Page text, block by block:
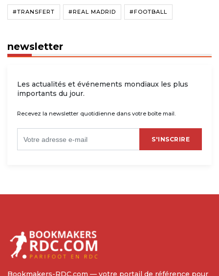
#TRANSFERT #REAL MADRID #FOOTBALL
newsletter
Les actualités et événements mondiaux les plus
importants du jour.
Recevez la newsletter quotidienne dans votre boîte mail.
S'INSCRIRE
Bookmakers-RDC.com — votre portail de référence pour